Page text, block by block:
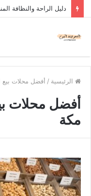
دليل الراحة والنظافة
الرئيسية / أفضل محلات
أفضل محلات
مكة